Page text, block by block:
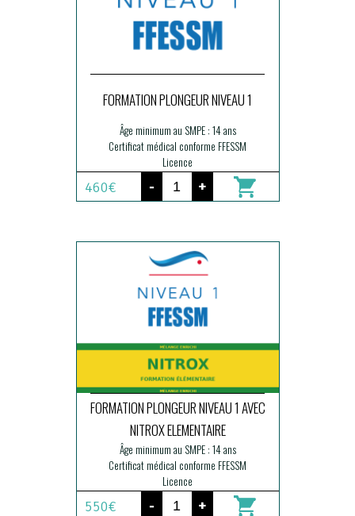
FORMATION PLONGEUR NIVEAU 1
Âge minimum au SMPE : 14 ans
Certificat médical conforme FFESSM
Licence
460€ - +
FORMATION PLONGEUR NIVEAU 1 AVEC
NITROX ELEMENTAIRE
Âge minimum au SMPE : 14 ans
Certificat médical conforme FFESSM
Licence
550€ - +